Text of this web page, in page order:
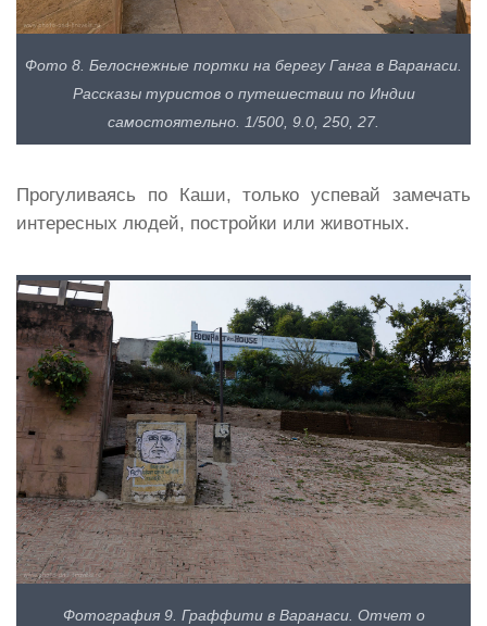
Фото 8. Белоснежные портки на берегу Ганга в Варанаси.
Рассказы туристов о путешествии по Индии
самостоятельно. 1/500, 9.0, 250, 27.
Прогуливаясь по Каши, только успевай замечать
интересных людей, постройки или животных.
Фотография 9. Граффити в Варанаси. Отчет о